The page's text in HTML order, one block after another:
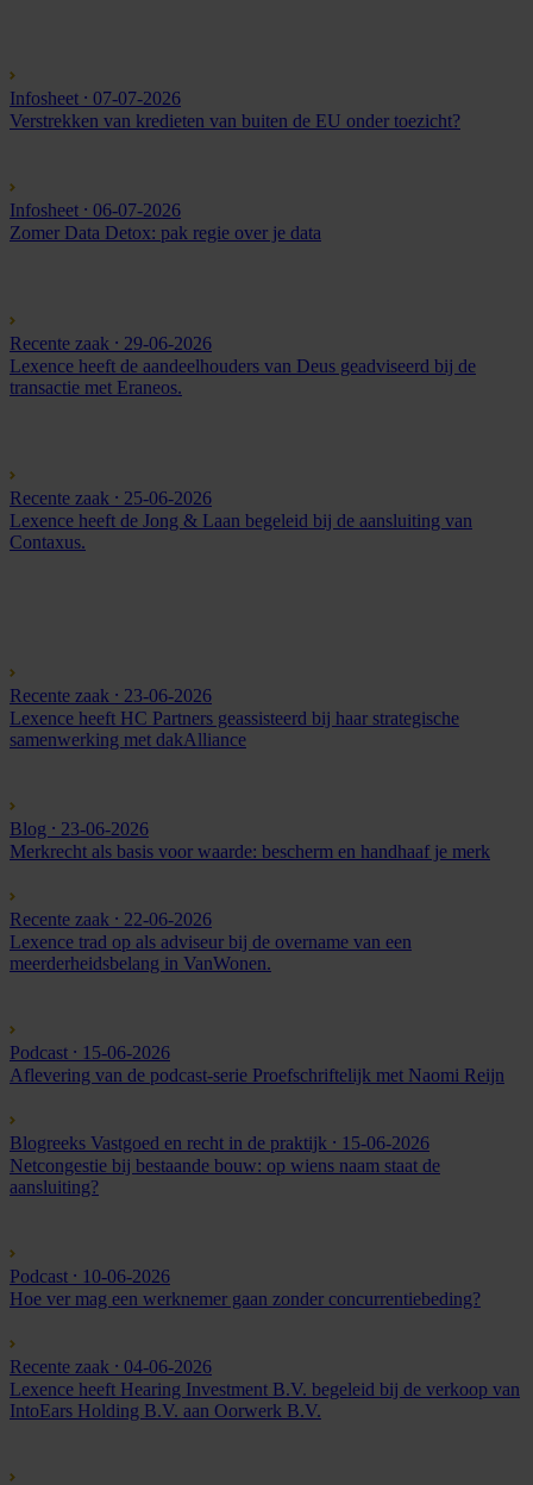
Infosheet ⸱ 07-07-2026
Verstrekken van kredieten van buiten de EU onder toezicht?
Infosheet ⸱ 06-07-2026
Zomer Data Detox: pak regie over je data
Recente zaak ⸱ 29-06-2026
Lexence heeft de aandeelhouders van Deus geadviseerd bij de
transactie met Eraneos.
Recente zaak ⸱ 25-06-2026
Lexence heeft de Jong & Laan begeleid bij de aansluiting van
Contaxus.
Recente zaak ⸱ 23-06-2026
Lexence heeft HC Partners geassisteerd bij haar strategische
samenwerking met dakAlliance
Blog ⸱ 23-06-2026
Merkrecht als basis voor waarde: bescherm en handhaaf je merk
Recente zaak ⸱ 22-06-2026
Lexence trad op als adviseur bij de overname van een
meerderheidsbelang in VanWonen.
Podcast ⸱ 15-06-2026
Aflevering van de podcast-serie Proefschriftelijk met Naomi Reijn
Blogreeks Vastgoed en recht in de praktijk ⸱ 15-06-2026
Netcongestie bij bestaande bouw: op wiens naam staat de
aansluiting?
Podcast ⸱ 10-06-2026
Hoe ver mag een werknemer gaan zonder concurrentiebeding?
Recente zaak ⸱ 04-06-2026
Lexence heeft Hearing Investment B.V. begeleid bij de verkoop van
IntoEars Holding B.V. aan Oorwerk B.V.